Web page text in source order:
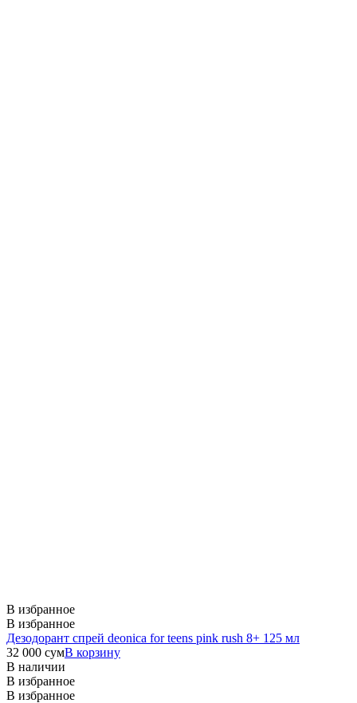
В избранное
В избранное
Дезодорант спрей deonica for teens pink rush 8+ 125 мл
32 000 сумВ корзину
В наличии
В избранное
В избранное